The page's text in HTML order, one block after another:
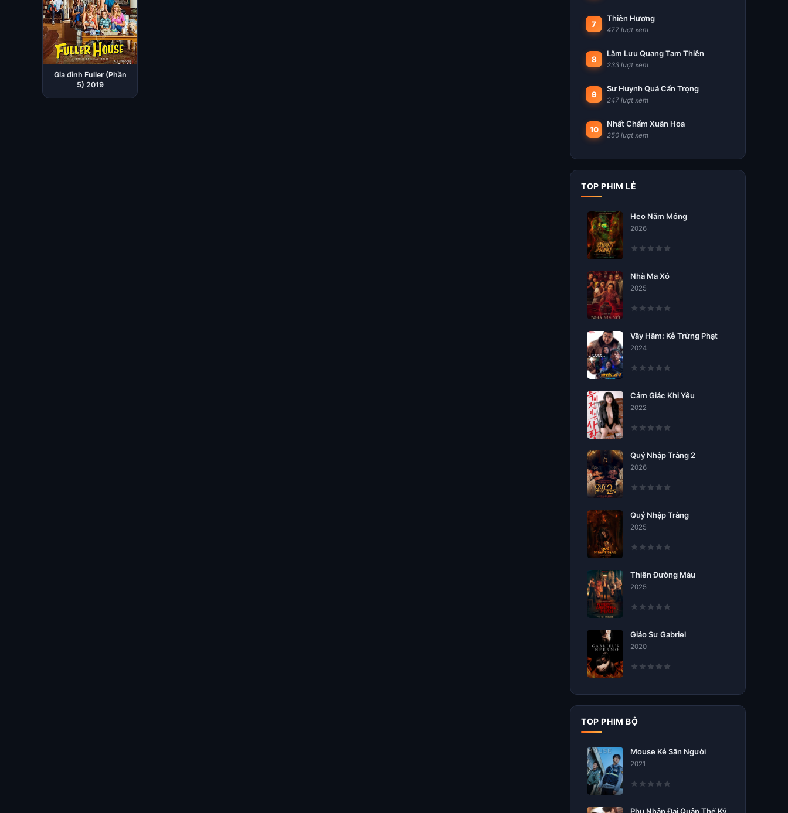
Gia đình Fuller (Phần
5) 2019
7
Thiên Hương
477 lượt xem
8
Lãm Lưu Quang Tam Thiên
233 lượt xem
9
Sư Huynh Quá Cẩn Trọng
247 lượt xem
10
Nhất Chẩm Xuân Hoa
250 lượt xem
TOP PHIM LẺ
Heo Năm Móng
2026
Nhà Ma Xó
2025
Vây Hãm: Kẻ Trừng Phạt
2024
Cảm Giác Khi Yêu
2022
Quỷ Nhập Tràng 2
2026
Quỷ Nhập Tràng
2025
Thiên Đường Máu
2025
Giáo Sư Gabriel
2020
TOP PHIM BỘ
Mouse Kẻ Săn Người
2021